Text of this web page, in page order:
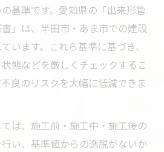
基準です。愛知県の「出来形管
」は、半田市・あま市での建設
います。これら基準に基づき、
態などを厳しくチェックするこ
良のリスクを大幅に低減できま
は、施工前・施工中・施工後の
い、基準値からの逸脱がないか